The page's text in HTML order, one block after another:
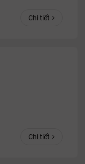
Chi tiết
Chi tiết